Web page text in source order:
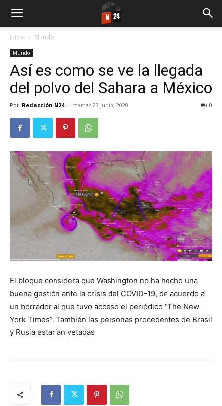
Inicio Mundo
Mundo
Así es como se ve la llegada
del polvo del Sahara a México
Por Redacción N24 - martes 23 junio, 2020 0
El bloque considera que Washington no ha hecho una
buena gestión ante la crisis del COVID-19, de acuerdo a
un borrador al que tuvo acceso el periódico “The New
York Times”. También las personas procedentes de Brasil
y Rusia estarían vetadas